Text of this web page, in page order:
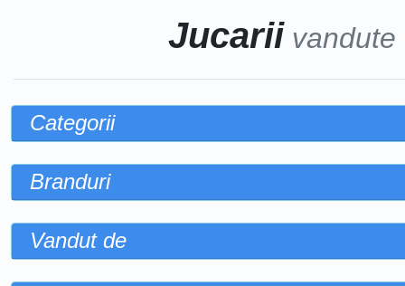
Jucarii
Categorii
Branduri
Vandut de